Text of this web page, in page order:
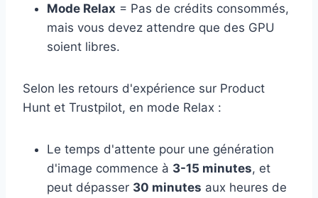
Mode Relax = Pas de crédits consommés,
mais vous devez attendre que des GPU
soient libres.
Selon les retours d'expérience sur Product
Hunt et Trustpilot, en mode Relax :
Le temps d'attente pour une génération
d'image commence à 3-15 minutes, et
peut dépasser 30 minutes aux heures de